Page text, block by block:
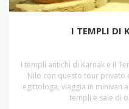
I TEMPLI DI
I templi antichi di Karnak e il
Nilo con questo tour privato
egittologa, viaggia in minivan
templi e sale di